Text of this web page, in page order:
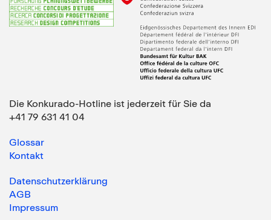
Die Konkurado-Hotline ist jederzeit für Sie da
+41 79 631 41 04
Glossar
Kontakt
Datenschutzerklärung
AGB
Impressum